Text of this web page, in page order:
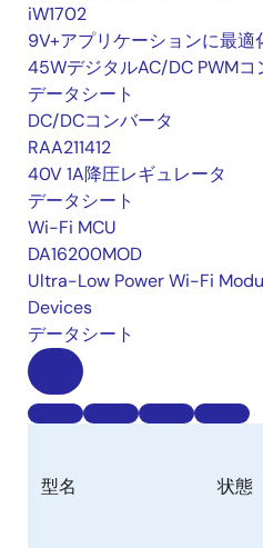
iW1702
9V+アプリケーションに最
45WデジタルAC/DC PWMコ
データシート
DC/DCコンバータ
RAA211412
40V 1A降圧レギュレータ
データシート
Wi-Fi MCU
DA16200MOD
Ultra-Low Power Wi-Fi
Devices
データシート
型名 状態